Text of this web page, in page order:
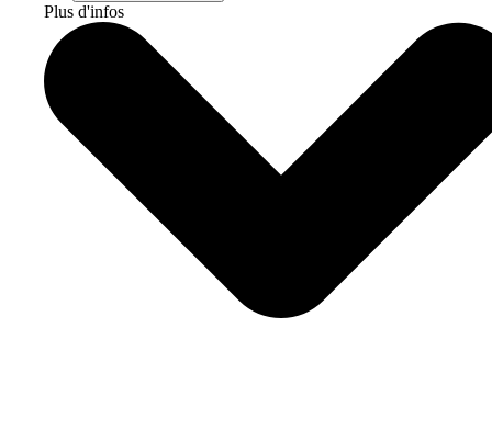
Plus d'infos